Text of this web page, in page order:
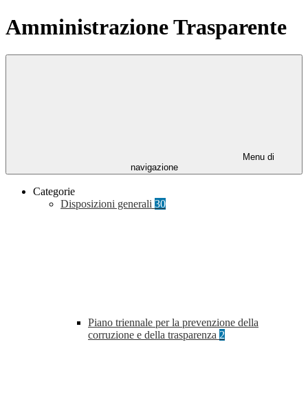
Amministrazione Trasparente
Menu di
navigazione
Categorie
Disposizioni generali 30
Piano triennale per la prevenzione della
corruzione e della trasparenza 2